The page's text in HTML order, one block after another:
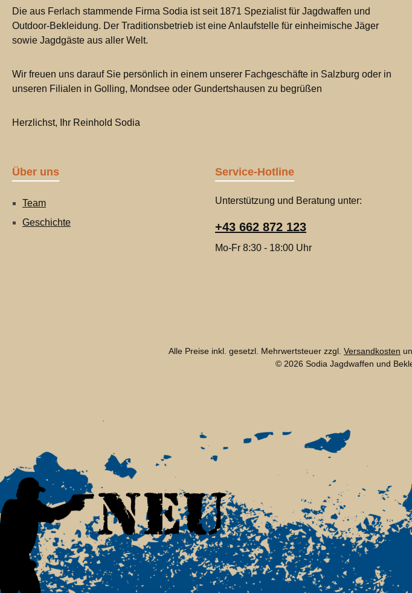
Die aus Ferlach stammende Firma Sodia ist seit 1871 Spezialist für Jagdwaffen und
Outdoor-Bekleidung. Der Traditionsbetrieb ist eine Anlaufstelle für einheimische Jäger
sowie Jagdgäste aus aller Welt.
Wir freuen uns darauf Sie persönlich in einem unserer Fachgeschäfte in Salzburg oder in
unseren Filialen in Golling, Mondsee oder Gundertshausen zu begrüßen
Herzlichst, Ihr Reinhold Sodia
Über uns
Team
Geschichte
Service-Hotline
Unterstützung und Beratung unter:
+43 662 872 123
Mo-Fr 8:30 - 18:00 Uhr
Alle Preise inkl. gesetzl. Mehrwertsteuer zzgl. Versandkosten
© 2026 Sodia Jagdwaffen und